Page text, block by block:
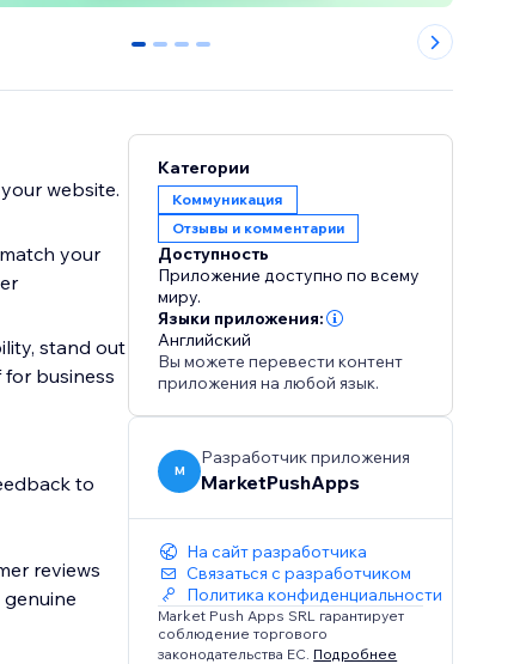
0 1 2 3
website.
your
stand out
business
to
reviews
Категории
Коммуникация
Отзывы и комментарии
Доступность
Приложение доступно по всему
миру.
Языки приложения:
Английский
Вы можете перевести контент
приложения на любой язык.
M
Разработчик приложения
MarketPushApps
На сайт разработчика
Связаться с разработчиком
Политика конфиденциальности
Market Push Apps SRL гарантирует
соблюдение торгового
законодательства ЕС. Подробнее